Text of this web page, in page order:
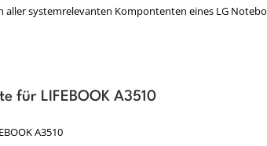
aller systemrelevanten Kompontenten eines LG
für LIFEBOOK A3510
A3510